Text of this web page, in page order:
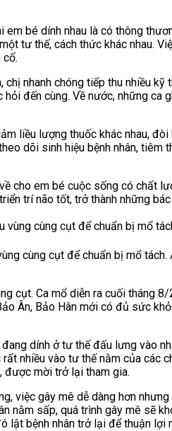
bé dính nhau là có thông
tư thế, cách thức khác nhau.
cố.
nhanh chóng tiếp thu nhiều
đến cùng. Về nước, những
liều lượng thuốc khác nhau,
dõi sinh hiệu bệnh nhân, tiêm
cho em bé cuộc sống có chất
trí não tốt, trở thành những
cùng cụt để chuẩn bị mổ tách.
cụt. Ca mổ diễn ra cuối tháng
Ân, Bảo Hân mới có đủ sức
dính ở tư thế đấu lưng vào
nhiều vào tư thế nằm của các
được mời trở lại tham gia.
việc gây mê dễ dàng hơn
nằm sấp, quá trình gây mê sẽ
lật bệnh nhân trở lại để thuận lợi